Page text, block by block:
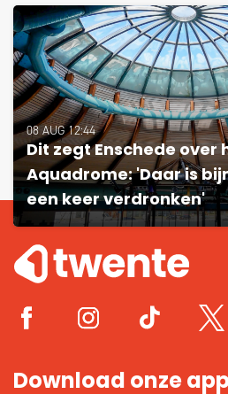
08 AUG 12:44
Dit zegt Enschede over
Aquadrome: 'Daar is
een keer verdronken'
Download onze